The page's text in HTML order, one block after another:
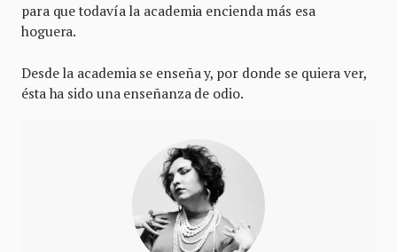
para que todavía la academia encienda más esa
hoguera.
Desde la academia se enseña y, por donde se quiera ver,
ésta ha sido una enseñanza de odio.